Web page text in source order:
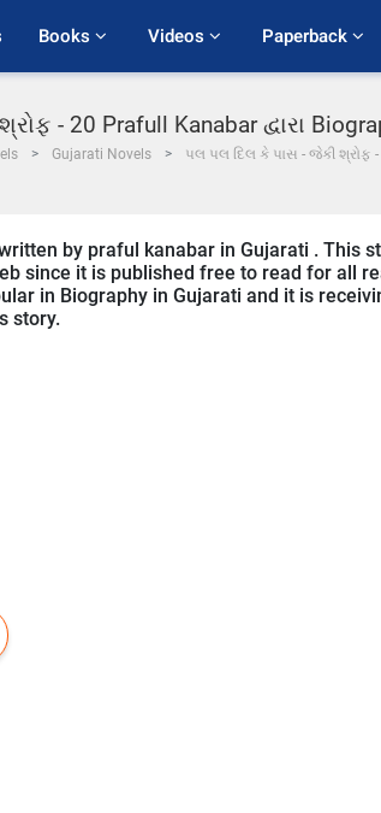
Books Videos Paperback
- 20 Prafull Kanabar દ્વારા
Gujarati Novels પલ પલ દિલ કે પાસ - જેકી શ્રોફ -
by praful kanabar in Gujarati . This
since it is published free to read for all
in Biography in Gujarati and it is
story.